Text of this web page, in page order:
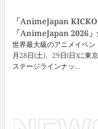
「AnimeJapan
「AnimeJapan 2026
世界最大級のアニメイベ
月28日(土)、29日(日)に東
ステージラインナッ…